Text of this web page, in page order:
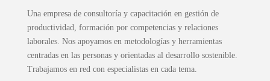
Una empresa de consultoría y capacitación en gestión de
productividad, formación por competencias y relaciones
laborales. Nos apoyamos en metodologías y herramientas
centradas en las personas y orientadas al desarrollo sostenible.
Trabajamos en red con especialistas en cada tema.